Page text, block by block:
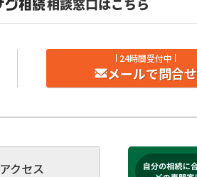
24時間受付中
メールで問合せ
アクセス